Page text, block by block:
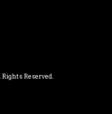
Reserved.